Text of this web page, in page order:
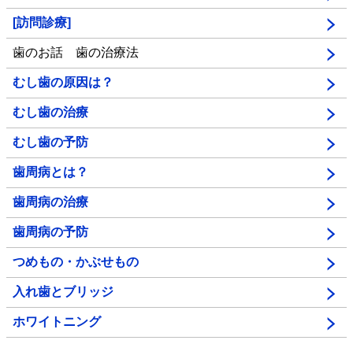
[訪問診療]
歯のお話 歯の治療法
むし歯の原因は？
むし歯の治療
むし歯の予防
歯周病とは？
歯周病の治療
歯周病の予防
つめもの・かぶせもの
入れ歯とブリッジ
ホワイトニング